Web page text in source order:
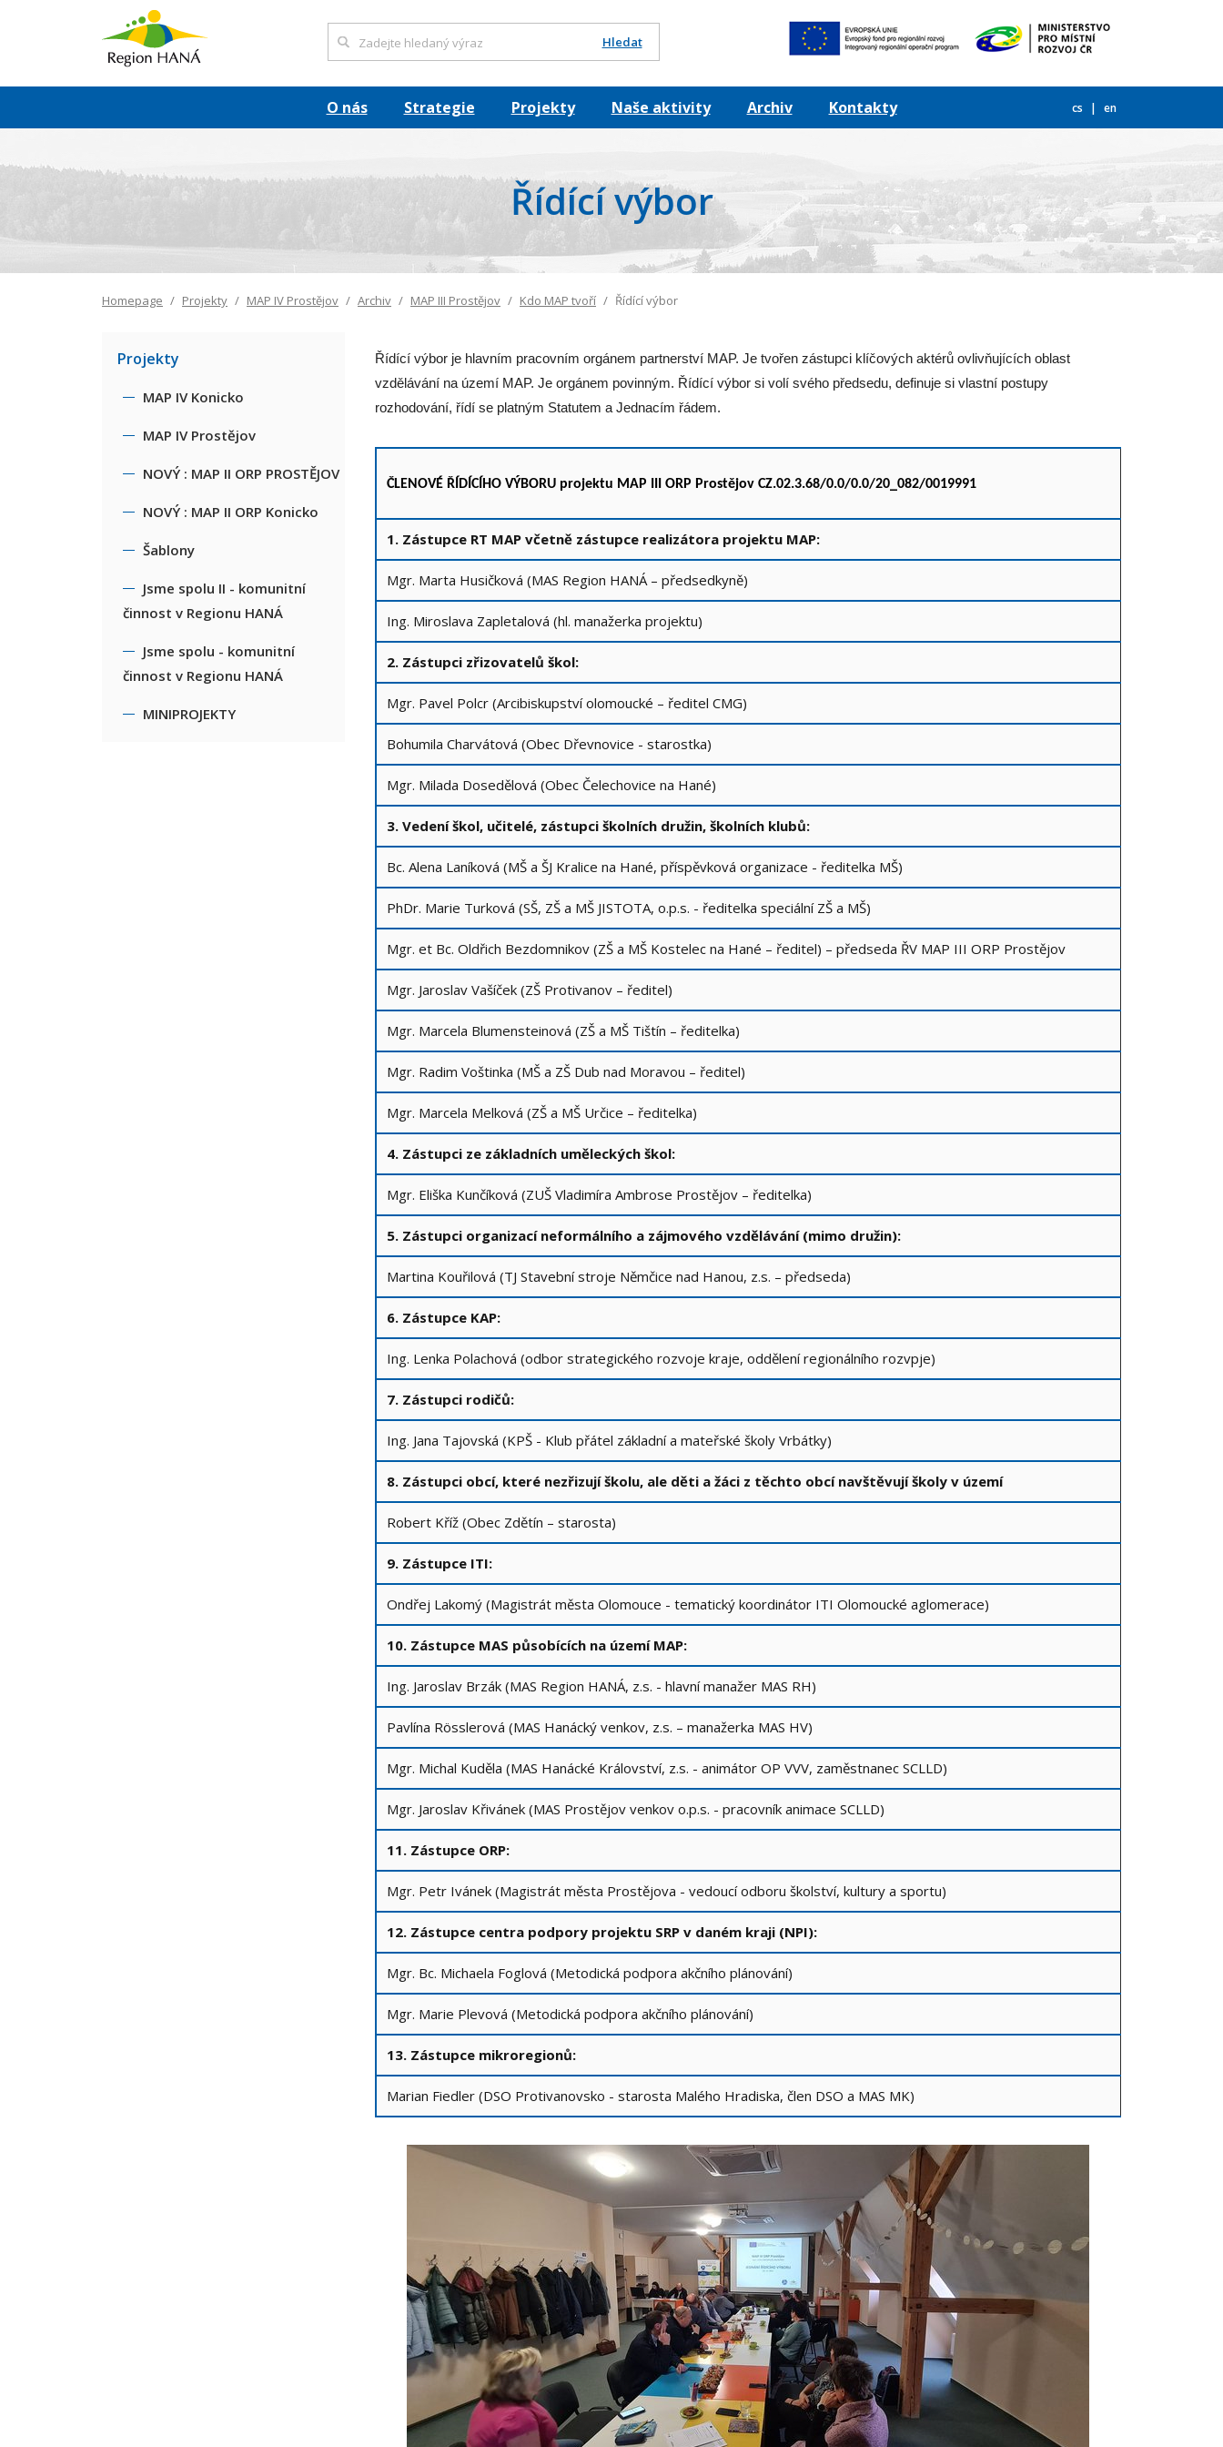
Hledat
cs en
O nás Strategie Projekty Naše aktivity Archiv Kontakty
Řídící výbor
Homepage Projekty MAP IV Prostějov Archiv MAP III Prostějov Kdo MAP tvoří Řídící výbor
Řídící výbor je hlavním pracovním orgánem partnerství MAP. Je tvořen zástupci klíčových aktérů ovlivňujících oblast
vzdělávání na území MAP. Je orgánem povinným. Řídící výbor si volí svého předsedu, definuje si vlastní postupy
rozhodování, řídí se platným Statutem a Jednacím řádem.
ČLENOVÉ ŘÍDÍCÍHO VÝBORU projektu MAP III ORP Prostějov CZ.02.3.68/0.0/0.0/20_082/0019991
1. Zástupce RT MAP včetně zástupce realizátora projektu MAP:
Mgr. Marta Husičková (MAS Region HANÁ – předsedkyně)
Ing. Miroslava Zapletalová (hl. manažerka projektu)
2. Zástupci zřizovatelů škol:
Mgr. Pavel Polcr (Arcibiskupství olomoucké – ředitel CMG)
Bohumila Charvátová (Obec Dřevnovice - starostka)
Mgr. Milada Dosedělová (Obec Čelechovice na Hané)
3. Vedení škol, učitelé, zástupci školních družin, školních klubů:
Bc. Alena Laníková (MŠ a ŠJ Kralice na Hané, příspěvková organizace - ředitelka MŠ)
PhDr. Marie Turková (SŠ, ZŠ a MŠ JISTOTA, o.p.s. - ředitelka speciální ZŠ a MŠ)
Mgr. et Bc. Oldřich Bezdomnikov (ZŠ a MŠ Kostelec na Hané – ředitel) – předseda ŘV MAP III ORP Prostějov
Mgr. Jaroslav Vašíček (ZŠ Protivanov – ředitel)
Mgr. Marcela Blumensteinová (ZŠ a MŠ Tištín – ředitelka)
Mgr. Radim Voštinka (MŠ a ZŠ Dub nad Moravou – ředitel)
Mgr. Marcela Melková (ZŠ a MŠ Určice – ředitelka)
4. Zástupci ze základních uměleckých škol:
Mgr. Eliška Kunčíková (ZUŠ Vladimíra Ambrose Prostějov – ředitelka)
5. Zástupci organizací neformálního a zájmového vzdělávání (mimo družin):
Martina Kouřilová (TJ Stavební stroje Němčice nad Hanou, z.s. – předseda)
6. Zástupce KAP:
Ing. Lenka Polachová (odbor strategického rozvoje kraje, oddělení regionálního rozvpje)
7. Zástupci rodičů:
Ing. Jana Tajovská (KPŠ - Klub přátel základní a mateřské školy Vrbátky)
8. Zástupci obcí, které nezřizují školu, ale děti a žáci z těchto obcí navštěvují školy v území
Robert Kříž (Obec Zdětín – starosta)
9. Zástupce ITI:
Ondřej Lakomý (Magistrát města Olomouce - tematický koordinátor ITI Olomoucké aglomerace)
10. Zástupce MAS působících na území MAP:
Ing. Jaroslav Brzák (MAS Region HANÁ, z.s. - hlavní manažer MAS RH)
Pavlína Rösslerová (MAS Hanácký venkov, z.s. – manažerka MAS HV)
Mgr. Michal Kuděla (MAS Hanácké Království, z.s. - animátor OP VVV, zaměstnanec SCLLD)
Mgr. Jaroslav Křivánek (MAS Prostějov venkov o.p.s. - pracovník animace SCLLD)
11. Zástupce ORP:
Mgr. Petr Ivánek (Magistrát města Prostějova - vedoucí odboru školství, kultury a sportu)
12. Zástupce centra podpory projektu SRP v daném kraji (NPI):
Mgr. Bc. Michaela Foglová (Metodická podpora akčního plánování)
Mgr. Marie Plevová (Metodická podpora akčního plánování)
13. Zástupce mikroregionů:
Marian Fiedler (DSO Protivanovsko - starosta Malého Hradiska, člen DSO a MAS MK)
Projekty
MAP IV Konicko
MAP IV Prostějov
NOVÝ : MAP II ORP PROSTĚJOV
NOVÝ : MAP II ORP Konicko
Šablony
Jsme spolu II - komunitní
činnost v Regionu HANÁ
Jsme spolu - komunitní
činnost v Regionu HANÁ
MINIPROJEKTY